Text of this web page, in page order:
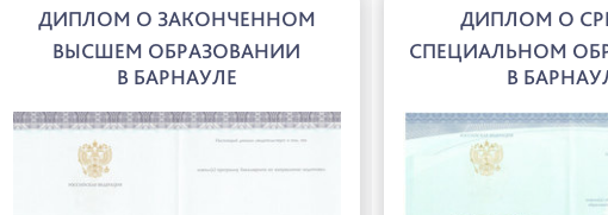
ДИПЛОМ О ЗАКОНЧЕННОМ
ВЫСШЕМ ОБРАЗОВАНИИ
В БАРНАУЛЕ
ДИПЛОМ О
СПЕЦИАЛЬНОМ
В